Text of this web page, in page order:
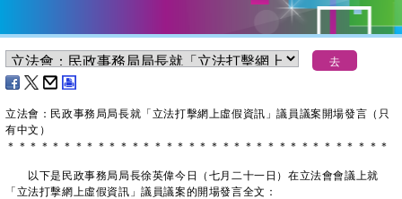
​立法會：民政事務局局長就「立法打擊網上虛假資訊」議員議案開場發言（只
有中文）
＊ ＊ ＊ ＊ ＊ ＊ ＊ ＊ ＊ ＊ ＊ ＊ ＊ ＊ ＊ ＊ ＊ ＊ ＊ ＊ ＊ ＊ ＊ ＊ ＊ ＊ ＊ ＊ ＊ ＊ ＊ ＊ ＊ ＊
以下是民政事務局局長徐英偉今日（七月二十一日）在立法會會議上就
「立法打擊網上虛假資訊」議員議案的開場發言全文：